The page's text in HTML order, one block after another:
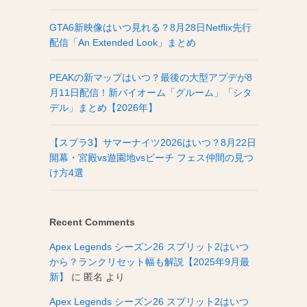
GTA6新映像はいつ見れる？8月28日Netflix先行
配信「An Extended Look」まとめ
PEAKの新マップはいつ？最後の大型アプデが8
月11日配信！新バイオーム「グルーム」「シタ
デル」まとめ【2026年】
【スプラ3】サマーナイツ2026はいつ？8月22日
開幕・宮殿vs遊園地vsビーチ フェス仲間の見つ
け方4選
Recent Comments
Apex Legends シーズン26 スプリット2はいつ
から？ランクリセット幅も解説【2025年9月最
新】
に 匿名 より
Apex Legends シーズン26 スプリット2はいつ